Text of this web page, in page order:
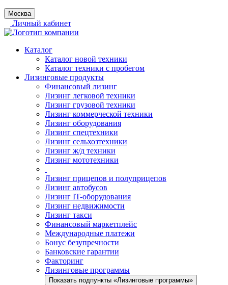
Москва
Личный кабинет
Каталог
Каталог новой техники
Каталог техники с пробегом
Лизинговые продукты
Финансовый лизинг
Лизинг легковой техники
Лизинг грузовой техники
Лизинг коммерческой техники
Лизинг оборудования
Лизинг спецтехники
Лизинг сельхозтехники
Лизинг ж/д техники
Лизинг мототехники
Лизинг прицепов и полуприцепов
Лизинг автобусов
Лизинг IT-оборудования
Лизинг недвижимости
Лизинг такси
Финансовый маркетплейс
Международные платежи
Бонус безупречности
Банковские гарантии
Факторинг
Лизинговые программы
Показать подпункты «Лизинговые программы»